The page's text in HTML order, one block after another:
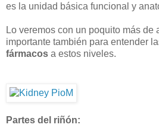
es la unidad básica funcional y
Lo veremos con un poquito más de
importante también para entender
fármacos a estos niveles.
Partes del riñón: